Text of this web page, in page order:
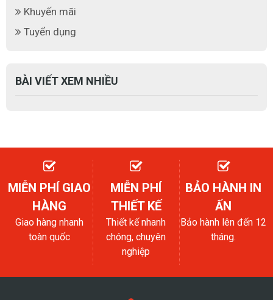
Khuyến mãi
Tuyển dụng
BÀI VIẾT XEM NHIỀU
MIỄN PHÍ GIAO
HÀNG
Giao hàng nhanh
toàn quốc
MIỄN PHÍ
THIẾT KẾ
Thiết kế nhanh
chóng, chuyên
nghiệp
BẢO HÀNH IN
ẤN
Bảo hành lên đến 12
tháng.